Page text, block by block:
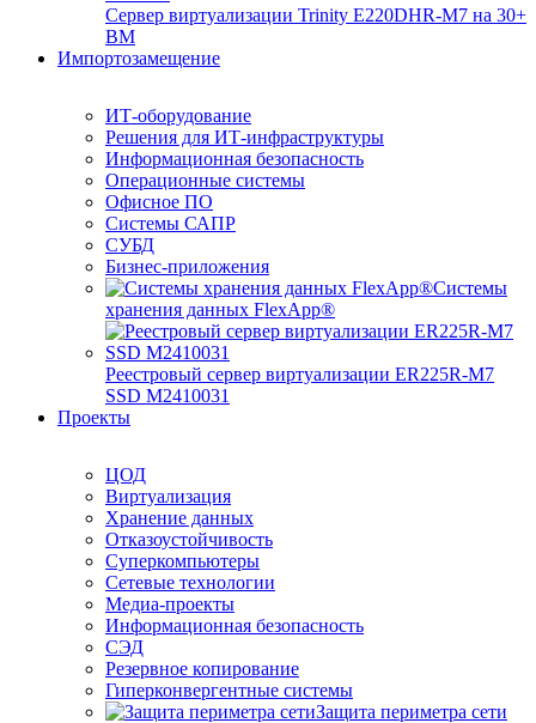
Сервер виртуализации Trinity E220DHR-M7 на 30+
ВМ
Импортозамещение
ИТ-оборудование
Решения для ИТ-инфраструктуры
Информационная безопасность
Операционные системы
Офисное ПО
Системы САПР
СУБД
Бизнес-приложения
Системы
хранения данных FlexApp®
Реестровый сервер виртуализации ER225R-M7
SSD М2410031
Проекты
ЦОД
Виртуализация
Хранение данных
Отказоустойчивость
Суперкомпьютеры
Сетевые технологии
Медиа-проекты
Информационная безопасность
СЭД
Резервное копирование
Гиперконвергентные системы
Защита периметра сети